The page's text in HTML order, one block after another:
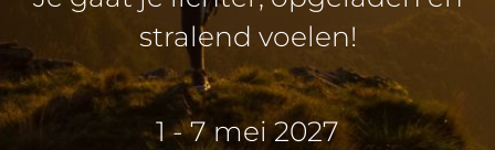
stralend voelen!
1 - 7 mei 2027